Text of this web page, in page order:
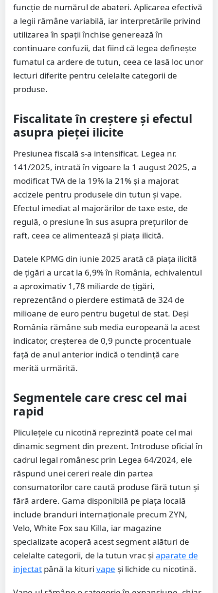
funcție de numărul de abateri. Aplicarea efectivă
a legii rămâne variabilă, iar interpretările privind
utilizarea în spații închise generează în
continuare confuzii, dat fiind că legea definește
fumatul ca ardere de tutun, ceea ce lasă loc unor
lecturi diferite pentru celelalte categorii de
produse.
Fiscalitate în creștere și efectul
asupra pieței ilicite
Presiunea fiscală s-a intensificat. Legea nr.
141/2025, intrată în vigoare la 1 august 2025, a
modificat TVA de la 19% la 21% și a majorat
accizele pentru produsele din tutun și vape.
Efectul imediat al majorărilor de taxe este, de
regulă, o presiune în sus asupra prețurilor de
raft, ceea ce alimentează și piața ilicită.
Datele KPMG din iunie 2025 arată că piața ilicită
de țigări a urcat la 6,9% în România, echivalentul
a aproximativ 1,78 miliarde de țigări,
reprezentând o pierdere estimată de 324 de
milioane de euro pentru bugetul de stat. Deși
România rămâne sub media europeană la acest
indicator, creșterea de 0,9 puncte procentuale
față de anul anterior indică o tendință care
merită urmărită.
Segmentele care cresc cel mai
rapid
Pliculețele cu nicotină reprezintă poate cel mai
dinamic segment din prezent. Introduse oficial în
cadrul legal românesc prin Legea 64/2024, ele
răspund unei cereri reale din partea
consumatorilor care caută produse fără tutun și
fără ardere. Gama disponibilă pe piața locală
include branduri internaționale precum ZYN,
Velo, White Fox sau Killa, iar magazine
specializate acoperă acest segment alături de
celelalte categorii, de la tutun vrac și aparate de
injectat până la kituri vape și lichide cu nicotină.